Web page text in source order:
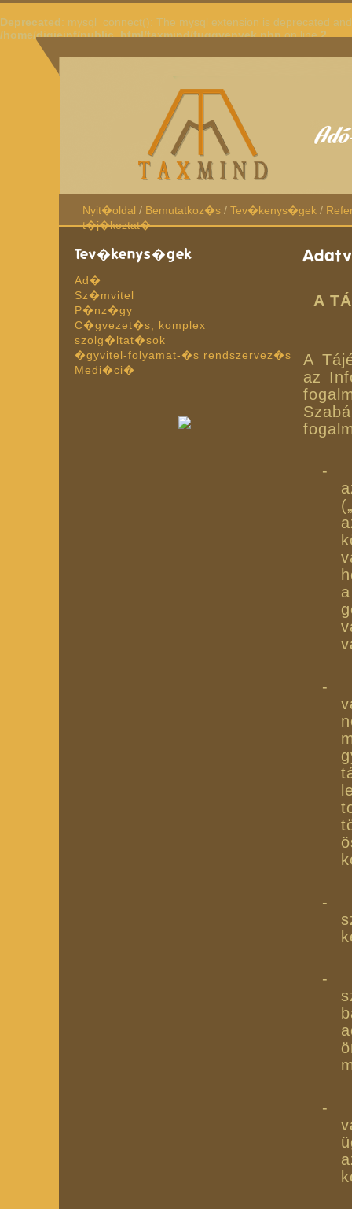
Deprecated: mysql_connect(): The mysql extension is deprecated
/home/digieinf/public_html/taxmind/fuggvenyek.phpon line2
Nyit�oldal / Bemutatkoz�s/ Tev�kenys�gek/
t�j�koztat�
Tev�kenys�gek
Ad�
Sz�mvitel
P�nz�gy
C�gvezet�s, komplex
szolg�ltat�sok
�gyvitel-folyamat-�s rendszervez�s
Medi�ci�
A
A
az
-
-
-
-
-